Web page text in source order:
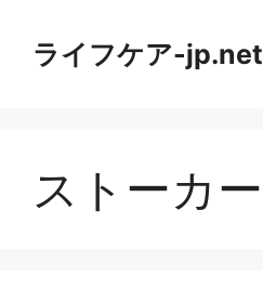
ライフケア-jp.net
ストーカー